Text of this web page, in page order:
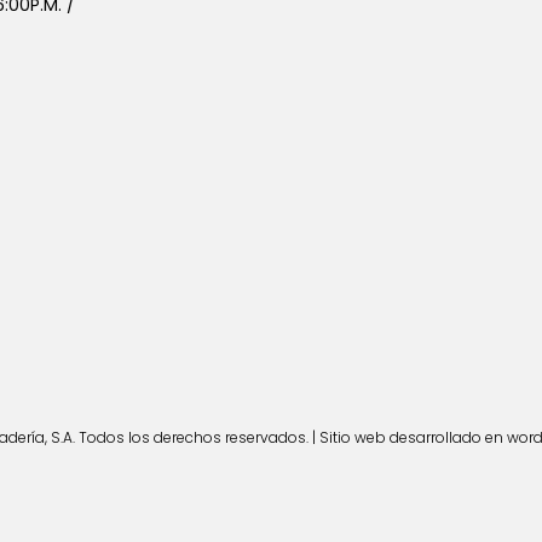
S.A. Todos los derechos reservados. | Sitio web desarrollado en